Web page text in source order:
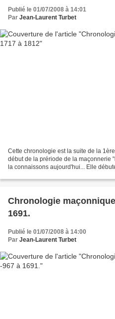
Publié le 01/07/2008 à 14:01
Par Jean-Laurent Turbet
Cette chronologie est la suite de la
début de la prériode de la maçonnerie
la connaissons aujourd'hui... Elle
Chronologie
1691.
Publié le 01/07/2008 à 14:00
Par Jean-Laurent Turbet